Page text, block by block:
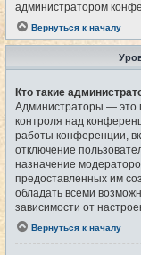
администратором
Вернуться к началу
Кто такие
Администраторы — это
контроля над
работы конференции,
отключение
назначение
предоставленных им
обладать всеми
зависимости от
Вернуться к началу